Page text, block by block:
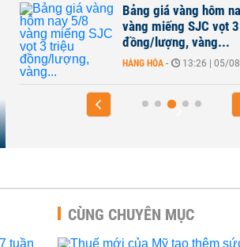
Bảng giá vàng hôm
vàng miếng SJC vọt
đồng/lượng, vàng...
HÀNG HÓA - 13:26 | 05/
CÙNG CHUYÊN MỤC